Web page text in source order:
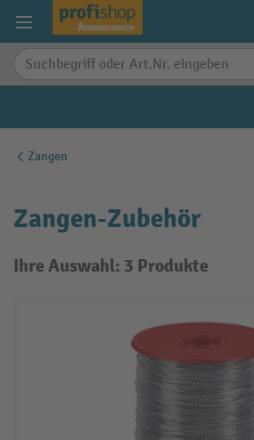
springen
Zangen
Zangen-Zubehör
Ihre Auswahl: 3 Produkte